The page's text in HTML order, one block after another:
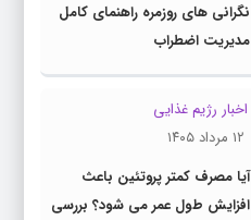
نگرانی های روزمره راهنمای کامل
مدیریت اضطراب
اخبار رژیم غذایی
۱۲ مرداد ۱۴۰۵
آیا مصرف کمتر پروتئین باعث
افزایش طول عمر می شود؟ بررسی